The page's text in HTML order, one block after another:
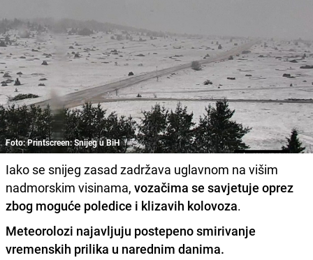
Foto: Printscreen: Snijeg u BiH
Iako se snijeg zasad zadržava uglavnom na višim
nadmorskim visinama, vozačima se savjetuje oprez
zbog moguće poledice i klizavih kolovoza.
Meteorolozi najavljuju postepeno smirivanje
vremenskih prilika u narednim danima.